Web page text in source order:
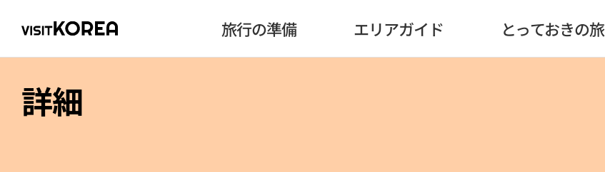
旅行の準備 エリアガイド とっておきの旅
詳細